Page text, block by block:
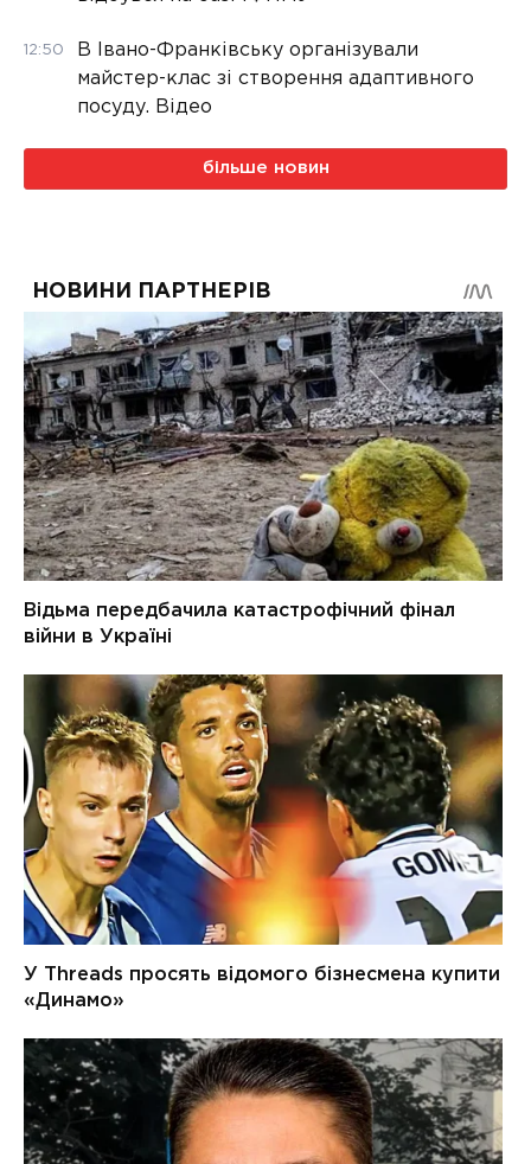
12:50
В Івано-Франківську організували
майстер-клас зі створення адаптивного
посуду. Відео
більше новин